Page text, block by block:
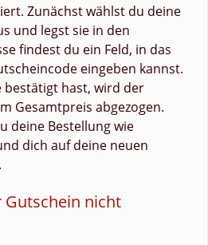
Zunächst wählst du deine
und legst sie in den
findest du ein Feld, in das
eingeben kannst.
bestätigt hast, wird der
Gesamtpreis abgezogen.
deine Bestellung wie
dich auf deine neuen
Gutschein nicht